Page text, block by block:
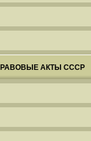
АКТЫ СССР